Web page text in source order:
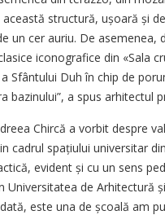
structură, ușoară și
un cer auriu. De asemenea,
iconografice din «Sala
Sfântului Duh în chip de
bazinului”, a spus arhitectul
Chircă a vorbit despre
cadrul spațiului universitar
evident și cu un sens
Universitatea de Arhitectură
este una de școală am